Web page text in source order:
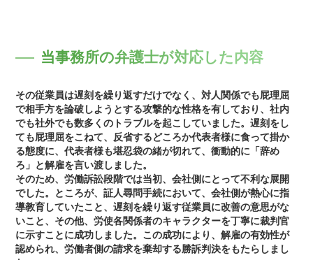
当事務所の弁護士が対応した内容
その従業員は遅刻を繰り返すだけでなく、対人関係でも屁理屈
で相手方を論破しようとする攻撃的な性格を有しており、社内
でも社外でも数多くのトラブルを起こしていました。遅刻をし
ても屁理屈をこねて、反省するどころか代表者様に食って掛か
る態度に、代表者様も堪忍袋の緒が切れて、衝動的に「辞め
ろ」と解雇を言い渡しました。
そのため、労働訴訟段階では当初、会社側にとって不利な展開
でした。ところが、証人尋問手続において、会社側が熱心に指
導教育していたこと、遅刻を繰り返す従業員に改善の意思がな
いこと、その他、労使各関係者のキャラクターを丁寧に裁判官
に示すことに成功しました。この成功により、解雇の有効性が
認められ、労働者側の請求を棄却する勝訴判決をもたらしまし